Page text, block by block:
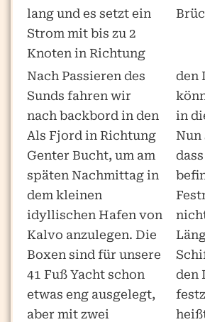
lang und es setzt ein
Strom mit bis zu 2
Knoten in Richtung
Nach Passieren des
Sunds fahren wir
nach backbord in den
Als Fjord in Richtung
Genter Bucht, um am
späten Nachmittag in
dem kleinen
idyllischen Hafen von
Kalvo anzulegen. Die
Boxen sind für unsere
41 Fuß Yacht schon
etwas eng ausgelegt,
aber mit zwei
den Dalben und wir
können uns langsam
in die Box bewegen.
Nun stellen wir fest,
dass unsere am Bord
befindlichen
Festmacher einfach
nicht eine genügende
Länge haben, um das
Schiff vernünftig an
den Dalben
festzumachen. Also
heißt es